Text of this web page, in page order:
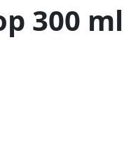
300 ml